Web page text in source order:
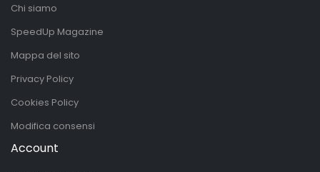
Chi siamo
SpeedUp Magazine
Mappa del sito
Privacy Policy
Cookies Policy
Modifica consensi
Account